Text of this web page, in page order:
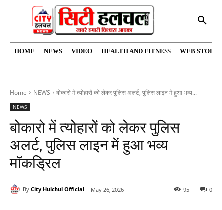
HOME NEWS VIDEO HEALTH AND FITNESS WEB
Home NEWS बोकारो में त्योहारों को लेकर पुलिस अलर्ट, पुलिस लाइन में हुआ भव्य...
NEWS
बोकारो में त्योहारों को लेकर पुलिस
अलर्ट, पुलिस लाइन में हुआ भव्य
मॉकड्रिल
By City Hulchul Official May 26, 2026 0
95